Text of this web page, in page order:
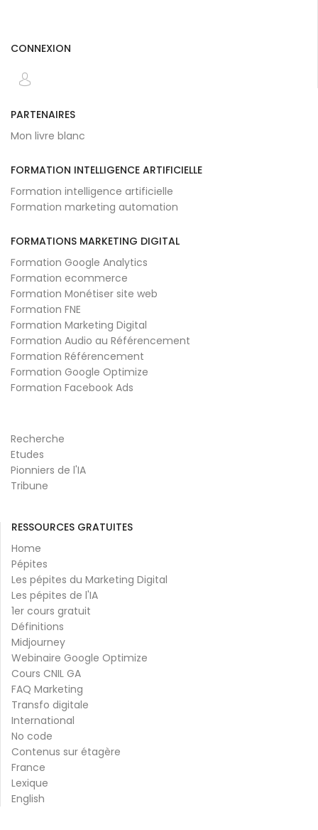
CONNEXION
PARTENAIRES
Mon livre blanc
FORMATION INTELLIGENCE ARTIFICIELLE
Formation intelligence artificielle
Formation marketing automation
FORMATIONS MARKETING DIGITAL
Formation Google Analytics
Formation ecommerce
Formation Monétiser site web
Formation FNE
Formation Marketing Digital
Formation Audio au Référencement
Formation Référencement
Formation Google Optimize
Formation Facebook Ads
Recherche
Etudes
Pionniers de l'IA
Tribune
RESSOURCES GRATUITES
Home
Pépites
Les pépites du Marketing Digital
Les pépites de l'IA
1er cours gratuit
Définitions
Midjourney
Webinaire Google Optimize
Cours CNIL GA
FAQ Marketing
Transfo digitale
International
No code
Contenus sur étagère
France
Lexique
English